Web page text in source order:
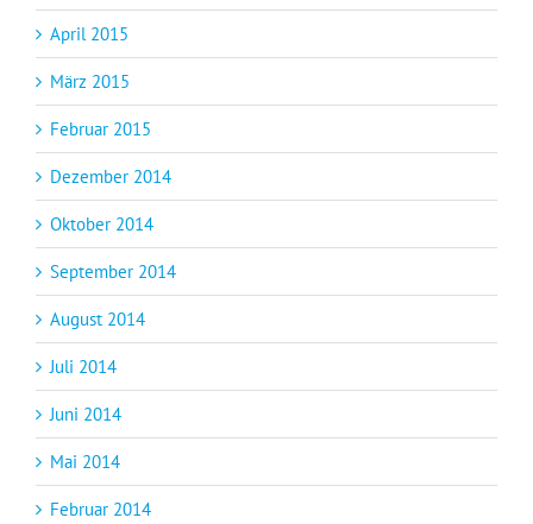
April 2015
März 2015
Februar 2015
Dezember 2014
Oktober 2014
September 2014
August 2014
Juli 2014
Juni 2014
Mai 2014
Februar 2014